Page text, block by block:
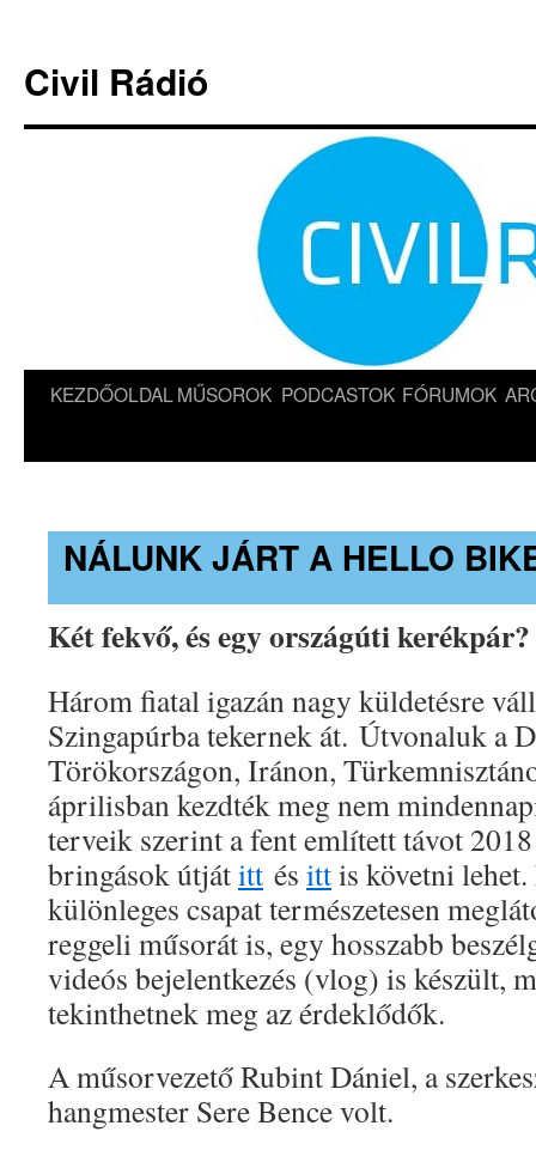
tartalomba
Civil Rádió
KEZDŐOLDAL MŰSOROK PODCASTOK FÓRUMOK
NÁLUNK JÁRT A HELLO
Két fekvő, és egy országúti
Három fiatal igazán nagy küldetésre
Szingapúrba tekernek át. Útvonaluk a
Törökországon, Iránon,
áprilisban kezdték meg nem
terveik szerint a fent említett távot
bringások útjátitt és ittis követni lehet.
különleges csapat természetesen
reggeli műsorát is, egy hosszabb
videós bejelentkezés (vlog) is készült,
tekinthetnek meg az érdeklődők.
A műsorvezető Rubint Dániel, a
hangmester Sere Bence volt.